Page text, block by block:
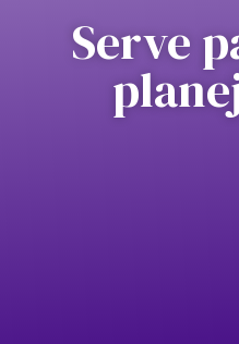
Serve